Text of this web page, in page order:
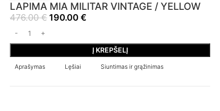
LAPIMA MIA MILITAR VINTAGE / YELLOW
476.00€ 190.00 €
Į KREPŠELĮ
Aprašymas Lęšiai Siuntimas ir grąžinimas